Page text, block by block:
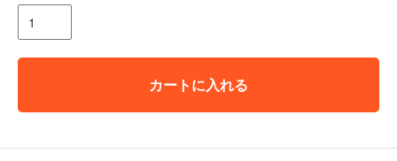
カートに入れる